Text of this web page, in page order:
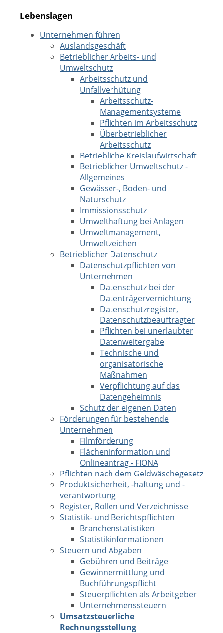
Lebenslagen
Unternehmen führen
Auslandsgeschäft
Betrieblicher Arbeits- und
Umweltschutz
Arbeitsschutz und
Unfallverhütung
Arbeitsschutz-
Managementsysteme
Pflichten im Arbeitsschutz
Überbetrieblicher
Arbeitsschutz
Betriebliche Kreislaufwirtschaft
Betrieblicher Umweltschutz -
Allgemeines
Gewässer-, Boden- und
Naturschutz
Immissionsschutz
Umwelthaftung bei Anlagen
Umweltmanagement,
Umweltzeichen
Betrieblicher Datenschutz
Datenschutzpflichten von
Unternehmen
Datenschutz bei der
Datenträgervernichtung
Datenschutzregister,
Datenschutzbeauftragter
Pflichten bei unerlaubter
Datenweitergabe
Technische und
organisatorische
Maßnahmen
Verpflichtung auf das
Datengeheimnis
Schutz der eigenen Daten
Förderungen für bestehende
Unternehmen
Filmförderung
Flächeninformation und
Onlineantrag - FIONA
Pflichten nach dem Geldwäschegesetz
Produktsicherheit, -haftung und -
verantwortung
Register, Rollen und Verzeichnisse
Statistik- und Berichtspflichten
Branchenstatistiken
Statistikinformationen
Steuern und Abgaben
Gebühren und Beiträge
Gewinnermittlung und
Buchführungspflicht
Steuerpflichten als Arbeitgeber
Unternehmenssteuern
Umsatzsteuerliche
Rechnungsstellung